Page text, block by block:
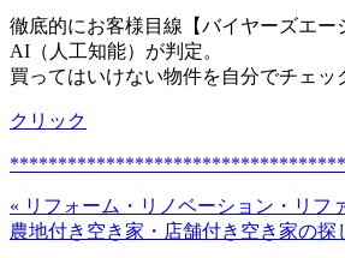
徹底的にお客様目線【バイヤーズエー
AI（人工知能）が判定。
買ってはいけない物件を自分でチェッ
クリック
« リフォーム・リノベーション・リフ
農地付き空き家・店舗付き空き家の探